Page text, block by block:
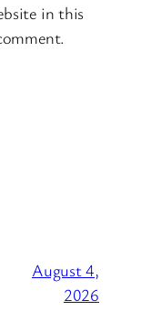
in this
August 4,
2026